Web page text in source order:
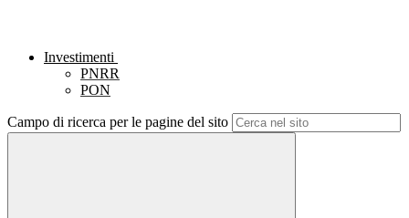
Investimenti
PNRR
PON
Campo di ricerca per le pagine del sito